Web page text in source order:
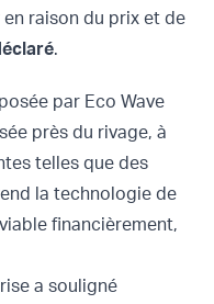
raison du prix et de
.
par Eco Wave
près du rivage, à
telles que des
la technologie de
financièrement,
a souligné